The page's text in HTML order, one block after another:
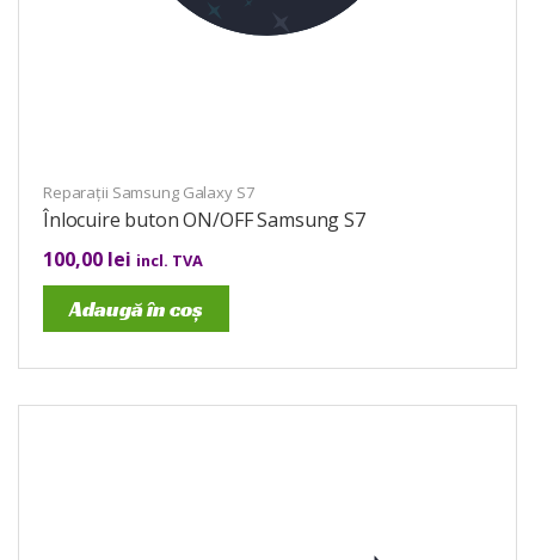
Reparații Samsung Galaxy S7
Înlocuire buton ON/OFF Samsung S7
100,00 lei incl. TVA
Adaugă în coș